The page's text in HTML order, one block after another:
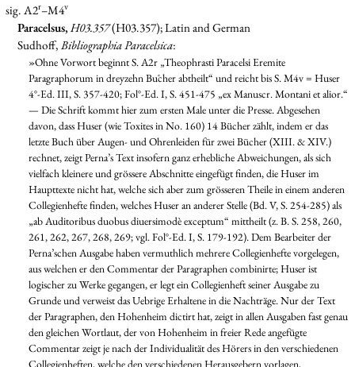
sig. A2r–M4v
Paracelsus,H03.357(H03.357); Latin and German
Sudhoff,Bibliographia Paracelsica:
»Ohne Vorwort beginnt S. A2r „Theophrasti Paracelsi Eremite
Paragraphorum in dreyzehn Buͤcher abtheilt“ und reicht bis S. M4v = Huser
4°-Ed. III, S. 357-420; Fol°-Ed. I, S. 451-475 „ex Manuscr. Montani et alior.“
— Die Schrift kommt hier zum ersten Male unter die Presse. Abgesehen
davon, dass Huser (wie Toxites in No. 160) 14 Bücher zählt, indem er das
letzte Buch über Augen- und Ohrenleiden für zwei Bücher (XIII. & XIV.)
rechnet, zeigt Perna’s Text insofern ganz erhebliche Abweichungen, als sich
vielfach kleinere und grössere Abschnitte eingefügt finden, die Huser im
Haupttexte nicht hat, welche sich aber zum grösseren Theile in einem anderen
Collegienhefte finden, welches Huser an anderer Stelle (Bd. V, S. 254-285) als
„ab Auditoribus duobus diuersimodè exceptum“ mittheilt (z. B. S. 258, 260,
261, 262, 267, 268, 269; vgl. Fol°-Ed. I, S. 179-192). Dem Bearbeiter der
Perna’schen Ausgabe haben vermuthlich mehrere Collegienhefte vorgelegen,
aus welchen er den Commentar der Paragraphen combinirte; Huser ist
logischer zu Werke gegangen, er legt ein Collegienheft seiner Ausgabe zu
Grunde und verweist das Uebrige Erhaltene in die Nachträge. Nur der Text
der Paragraphen, den Hohenheim dictirt hat, zeigt in allen Ausgaben fast genau
den gleichen Wortlaut, der von Hohenheim in freier Rede angefügte
Commentar zeigt je nach der Individualität des Hörers in den verschiedenen
Collegienheften, welche den verschiedenen Herausgebern vorlagen,